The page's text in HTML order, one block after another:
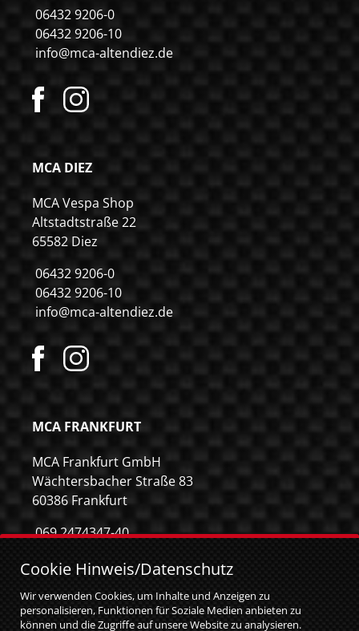
06432 9206-0
06432 9206-10
info@mca-altendiez.de
MCA DIEZ
MCA Vespa Shop
Altstadtstraße 22
65582 Diez
06432 9206-0
06432 9206-10
info@mca-altendiez.de
MCA FRANKFURT
MCA Frankfurt GmbH
Wächtersbacher Straße 83
60386 Frankfurt
069 2474347-40
info@mca-frankfurt.de
Cookie Hinweis/Datenschutz
Wir verwenden Cookies, um Inhalte und Anzeigen zu
personalisieren, Funktionen für Soziale Medien anbieten zu
können und die Zugriffe auf unsere Website zu analysieren.